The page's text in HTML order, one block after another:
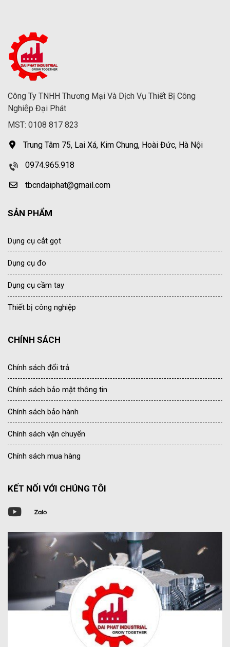
Công Ty TNHH Thương Mại Và Dịch Vụ Thiết Bị Công
Nghiệp Đại Phát
MST: 0108 817 823
Trung Tâm 75, Lai Xá, Kim Chung, Hoài Đức, Hà Nội
0974.965.918
tbcndaiphat@gmail.com
SẢN PHẨM
Dụng cụ cắt gọt
Dụng cụ đo
Dụng cụ cầm tay
Thiết bị công nghiệp
CHÍNH SÁCH
Chính sách đổi trả
Chính sách bảo mật thông tin
Chính sách bảo hành
Chính sách vận chuyển
Chính sách mua hàng
KẾT NỐI VỚI CHÚNG TÔI